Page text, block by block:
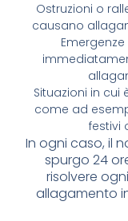
Ostruzioni o
causano
Situazioni in cui
come ad
festivi
In ogni caso, il
spurgo 24
risolvere
allagamento